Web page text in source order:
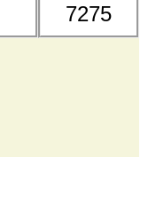
7275